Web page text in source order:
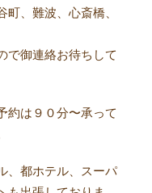
、難波、心斎橋、
で御連絡お待ちして
約は９０分〜承って
、都ホテル、スーパ